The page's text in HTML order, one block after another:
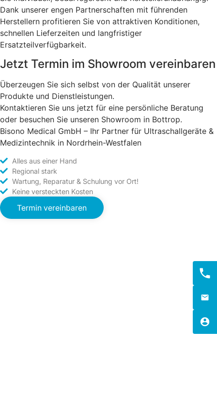
Dank unserer engen Partnerschaften mit führenden
Herstellern profitieren Sie von attraktiven Konditionen,
schnellen Lieferzeiten und langfristiger
Ersatzteilverfügbarkeit.
Jetzt Termin im Showroom vereinbaren
Überzeugen Sie sich selbst von der Qualität unserer
Produkte und Dienstleistungen.
Kontaktieren Sie uns jetzt für eine persönliche Beratung
oder besuchen Sie unseren Showroom in Bottrop.
Bisono Medical GmbH – Ihr Partner für Ultraschallgeräte &
Medizintechnik in Nordrhein-Westfalen
Alles aus einer Hand
Regional stark
Wartung, Reparatur & Schulung vor Ort!
Keine versteckten Kosten
Termin vereinbaren